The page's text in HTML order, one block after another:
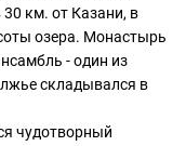
км. от Казани, в
озера. Монастырь
- один из
складывался в
чудотворный